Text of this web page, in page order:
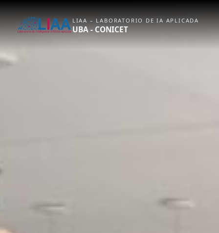
LIAA – LABORATORIO DE IA APLICADA
UBA - CONICET